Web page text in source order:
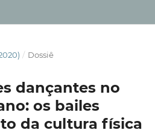
/ Dossiê
dançantes no
os bailes
da cultura física